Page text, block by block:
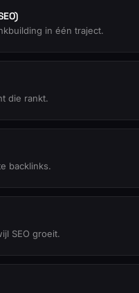
in één traject.
die rankt.
backlinks.
SEO groeit.